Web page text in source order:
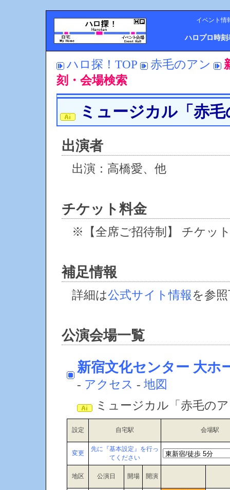
イベント情
ハロプロ時刻
ハロ探！TOP 赤毛のアン
刻・会場検索
ミュージカル「赤
出演者
出演：高橋愛、他
チケット料金
※【全席ご招待制】 チケッ
補足情報
詳細は公式サイト情報を参
公演会場一覧
新宿文化センター 大ホ
- アクセス - 地図
ミュージカル「赤毛の
設定 自宅駅 会場駅
変更
先に『基本設定』を行っ
てください
地区 公演日 開場 開演